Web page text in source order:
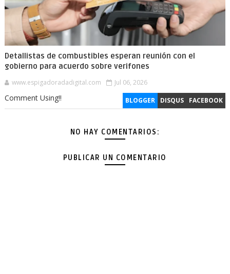
Detallistas de combustibles esperan reunión con el
gobierno para acuerdo sobre verifones
www.espigadoradadigital.com Jul 06, 2026
BLOGGER DISQUS FACEBOOK
Comment Using!!
NO HAY COMENTARIOS:
PUBLICAR UN COMENTARIO